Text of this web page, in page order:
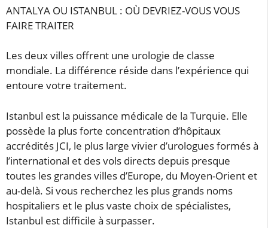
ANTALYA OU ISTANBUL : OÙ DEVRIEZ-VOUS VOUS
FAIRE TRAITER
Les deux villes offrent une urologie de classe
mondiale. La différence réside dans l’expérience qui
entoure votre traitement.
Istanbul est la puissance médicale de la Turquie. Elle
possède la plus forte concentration d’hôpitaux
accrédités JCI, le plus large vivier d’urologues formés à
l’international et des vols directs depuis presque
toutes les grandes villes d’Europe, du Moyen-Orient et
au-delà. Si vous recherchez les plus grands noms
hospitaliers et le plus vaste choix de spécialistes,
Istanbul est difficile à surpasser.